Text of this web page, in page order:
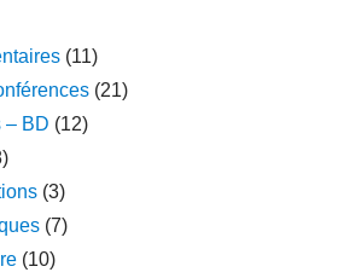
(11)
(21)
– BD (12)
(3)
(7)
(10)